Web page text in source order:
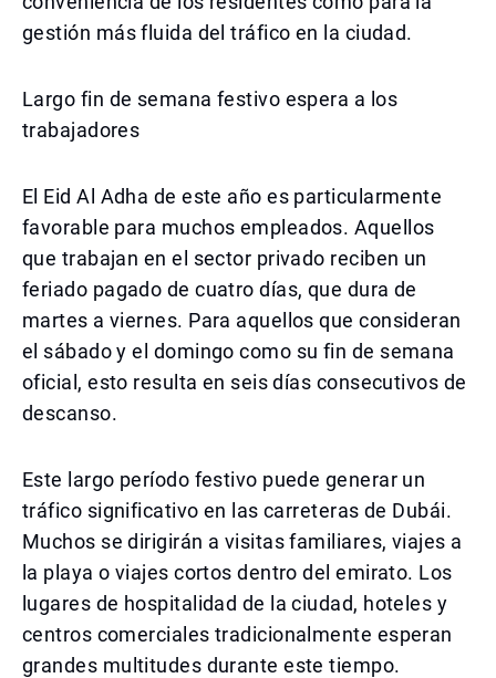
gestión más fluida del tráfico en la ciudad.
Largo fin de semana festivo espera a los
trabajadores
El Eid Al Adha de este año es particularmente
favorable para muchos empleados. Aquellos
que trabajan en el sector privado reciben un
feriado pagado de cuatro días, que dura de
martes a viernes. Para aquellos que consideran
el sábado y el domingo como su fin de semana
oficial, esto resulta en seis días consecutivos de
descanso.
Este largo período festivo puede generar un
tráfico significativo en las carreteras de Dubái.
Muchos se dirigirán a visitas familiares, viajes a
la playa o viajes cortos dentro del emirato. Los
lugares de hospitalidad de la ciudad, hoteles y
centros comerciales tradicionalmente esperan
grandes multitudes durante este tiempo.